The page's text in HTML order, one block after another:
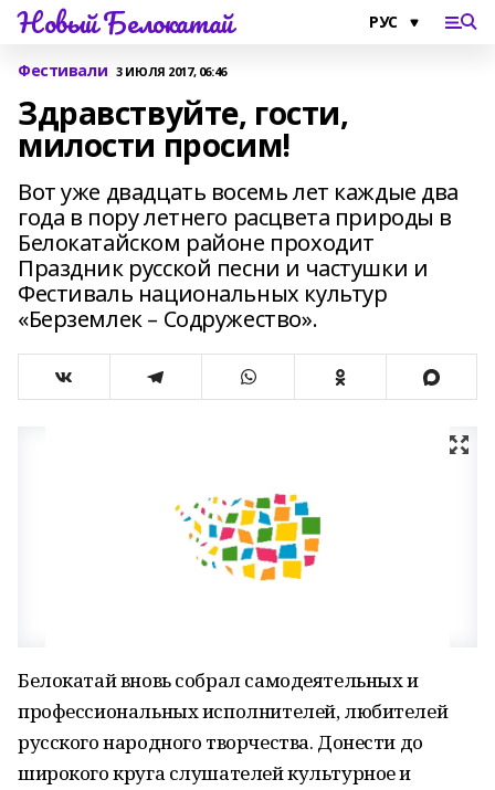
Новый Белокатай
Фестивали 3 ИЮЛЯ 2017, 06:46
Здравствуйте, гости,
милости просим!
Вот уже двадцать восемь лет каждые два
года в пору летнего расцвета природы в
Белокатайском районе проходит
Праздник русской песни и частушки и
Фестиваль национальных культур
«Берземлек – Содружество».
Белокатай вновь собрал самодеятельных и
профессиональных исполнителей, любителей
русского народного творчества. Донести до
широкого круга слушателей культурное и